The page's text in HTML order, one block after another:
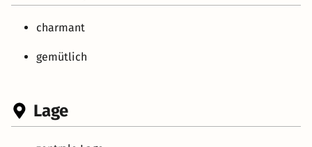
charmant
gemütlich
Lage